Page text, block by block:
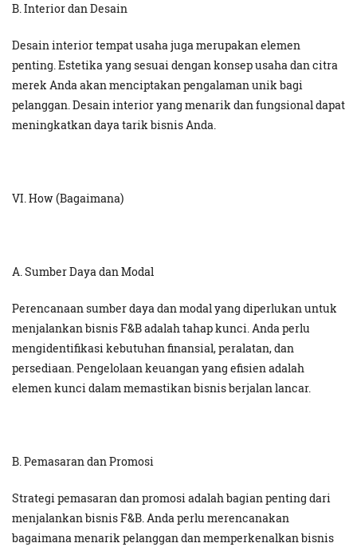
B. Interior dan Desain
Desain interior tempat usaha juga merupakan elemen
penting. Estetika yang sesuai dengan konsep usaha dan citra
merek Anda akan menciptakan pengalaman unik bagi
pelanggan. Desain interior yang menarik dan fungsional dapat
meningkatkan daya tarik bisnis Anda.
VI. How (Bagaimana)
A. Sumber Daya dan Modal
Perencanaan sumber daya dan modal yang diperlukan untuk
menjalankan bisnis F&B adalah tahap kunci. Anda perlu
mengidentifikasi kebutuhan finansial, peralatan, dan
persediaan. Pengelolaan keuangan yang efisien adalah
elemen kunci dalam memastikan bisnis berjalan lancar.
B. Pemasaran dan Promosi
Strategi pemasaran dan promosi adalah bagian penting dari
menjalankan bisnis F&B. Anda perlu merencanakan
bagaimana menarik pelanggan dan memperkenalkan bisnis